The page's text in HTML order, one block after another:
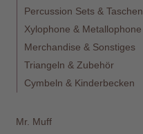
Percussion Sets & Taschen
Xylophone & Metallophone
Merchandise & Sonstiges
Triangeln & Zubehör
Cymbeln & Kinderbecken
Mr. Muff